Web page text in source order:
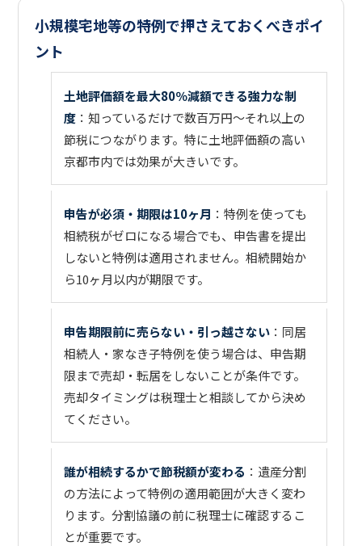
小規模宅地等の特例で押さえておくべきポイ
ント
土地評価額を最大80％減額できる強力な制
度 ：知っているだけで数百万円〜それ以上の
節税につながります。特に土地評価額の高い
京都市内では効果が大きいです。
申告が必須・期限は10ヶ月 ：特例を使っても
相続税がゼロになる場合でも、申告書を提出
しないと特例は適用されません。相続開始か
ら10ヶ月以内が期限です。
申告期限前に売らない・引っ越さない ：同居
相続人・家なき子特例を使う場合は、申告期
限まで売却・転居をしないことが条件です。
売却タイミングは税理士と相談してから決め
てください。
誰が相続するかで節税額が変わる ：遺産分割
の方法によって特例の適用範囲が大きく変わ
ります。分割協議の前に税理士に確認するこ
とが重要です。